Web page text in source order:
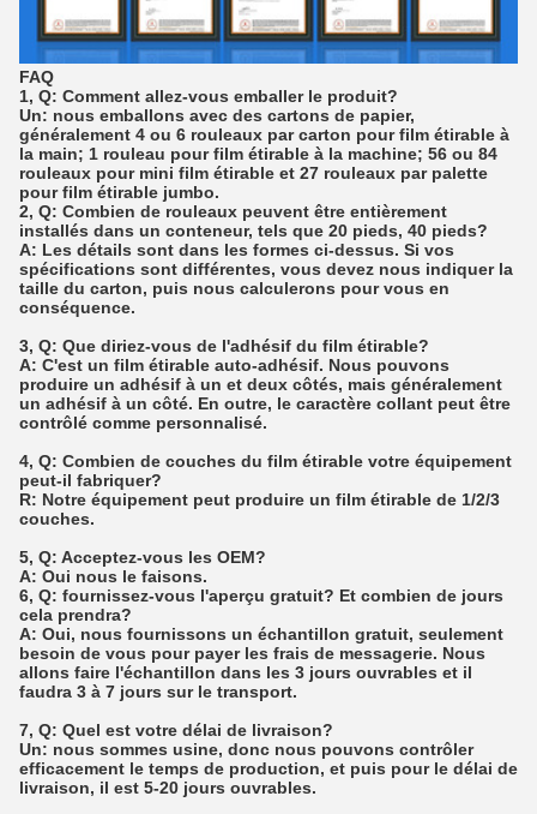
FAQ
1, Q: Comment allez-vous emballer le produit?
Un: nous emballons avec des cartons de papier,
généralement 4 ou 6 rouleaux par carton pour film étirable à
la main; 1 rouleau pour film étirable à la machine; 56 ou 84
rouleaux pour mini film étirable et 27 rouleaux par palette
pour film étirable jumbo.
2, Q: Combien de rouleaux peuvent être entièrement
installés dans un conteneur, tels que 20 pieds, 40 pieds?
A: Les détails sont dans les formes ci-dessus. Si vos
spécifications sont différentes, vous devez nous indiquer la
taille du carton, puis nous calculerons pour vous en
conséquence.
3, Q: Que diriez-vous de l'adhésif du film étirable?
A: C'est un film étirable auto-adhésif. Nous pouvons
produire un adhésif à un et deux côtés, mais généralement
un adhésif à un côté. En outre, le caractère collant peut être
contrôlé comme personnalisé.
4, Q: Combien de couches du film étirable votre équipement
peut-il fabriquer?
R: Notre équipement peut produire un film étirable de 1/2/3
couches.
5, Q: Acceptez-vous les OEM?
A: Oui nous le faisons.
6, Q: fournissez-vous l'aperçu gratuit? Et combien de jours
cela prendra?
A: Oui, nous fournissons un échantillon gratuit, seulement
besoin de vous pour payer les frais de messagerie. Nous
allons faire l'échantillon dans les 3 jours ouvrables et il
faudra 3 à 7 jours sur le transport.
7, Q: Quel est votre délai de livraison?
Un: nous sommes usine, donc nous pouvons contrôler
efficacement le temps de production, et puis pour le délai de
livraison, il est 5-20 jours ouvrables.